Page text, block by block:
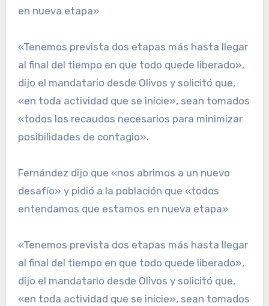
en nueva etapa»
«Tenemos prevista dos etapas más hasta llegar
al final del tiempo en que todo quede liberado»,
dijo el mandatario desde Olivos y solicitó que,
«en toda actividad que se inicie», sean tomados
«todos los recaudos necesarios para minimizar
posibilidades de contagio».
Fernández dijo que «nos abrimos a un nuevo
desafío» y pidió a la población que «todos
entendamos que estamos en nueva etapa»
«Tenemos prevista dos etapas más hasta llegar
al final del tiempo en que todo quede liberado»,
dijo el mandatario desde Olivos y solicitó que,
«en toda actividad que se inicie», sean tomados